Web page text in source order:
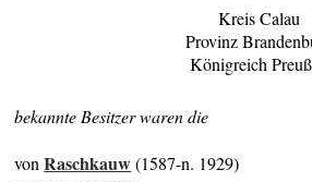
Kreis Calau
Provinz
Königreich
bekannte Besitzer waren die
vonRaschkauw(1587-n. 1929)